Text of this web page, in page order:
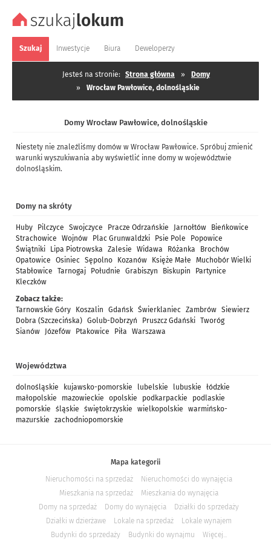
Szukaj Inwestycje Biura Deweloperzy
Jesteś na stronie: Strona główna »
Domy
»
Wrocław Pawłowice, dolnośląskie
Domy Wrocław Pawłowice, dolnośląskie
Niestety nie znaleźliśmy domów w Wrocław Pawłowice. Spróbuj zmienić
warunki wyszukiwania aby wyświetlić inne domy w województwie
dolnośląskim.
Domy na skróty
Huby Pilczyce Swojczyce Pracze Odrzańskie Jarnołtów
Bieńkowice
Strachowice
Wojnów Plac Grunwaldzki Psie Pole
Popowice
Świątniki
Lipa Piotrowska Zalesie Widawa Różanka
Brochów
Opatowice
Osiniec Sępolno Kozanów Księże Małe
Muchobór Wielki
Stabłowice
Tarnogaj Południe Grabiszyn Biskupin
Partynice
Kleczków
Zobacz także:
Tarnowskie Góry
Koszalin Gdańsk Świerklaniec Zambrów Siewierz
Dobra (Szczecińska) Golub-Dobrzyń Pruszcz Gdański Tworóg
Sianów
Józefów Ptakowice Piła Warszawa
Województwa
dolnośląskie kujawsko-pomorskie lubelskie lubuskie
łódzkie
małopolskie
mazowieckie opolskie podkarpackie
podlaskie
pomorskie
śląskie świętokrzyskie wielkopolskie
warmińsko-
mazurskie
zachodniopomorskie
Mapa kategorii
Nieruchomości na sprzedaż
Nieruchomości do wynajęcia
Mieszkania na sprzedaż
Mieszkania do wynajęcia
Domy na sprzedaż
Domy do wynajęcia
Działki do sprzedaży
Działki w dzierżawe
Lokale na sprzedaż
Lokale wynajem
Budynki do sprzedaży
Budynki do wynajmu Więcej...